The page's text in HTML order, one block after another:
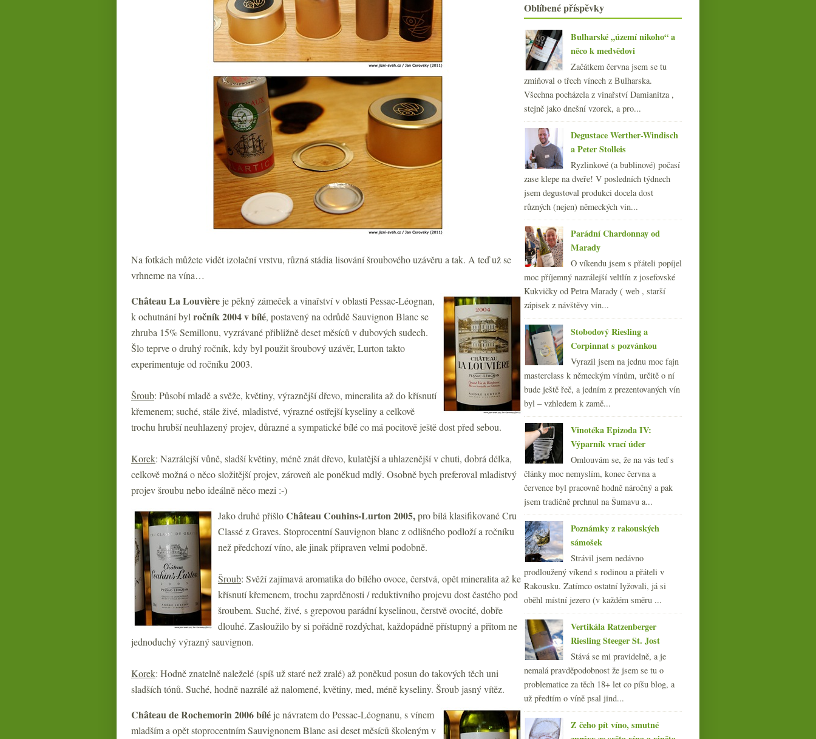
Na fotkách můžete vidět izolační vrstvu, různá stádia lisování šroubového uzávěru a tak. A teď už se
vrhneme na vína…
Château La Louvière je pěkný zámeček a vinařství v oblasti Pessac-Léognan,
k ochutnání byl ročník 2004 v bílé, postavený na odrůdě Sauvignon Blanc se
zhruba 15% Semillonu, vyzrávané přibližně deset měsíců v dubových sudech.
Šlo teprve o druhý ročník, kdy byl použit šroubový uzávěr, Lurton takto
experimentuje od ročníku 2003.
Šroub: Působí mladě a svěže, květiny, výraznější dřevo, mineralita až do křísnutí
křemenem; suché, stále živé, mladistvé, výrazné ostřejší kyseliny a celkově
trochu hrubší neuhlazený projev, důrazné a sympatické bílé co má pocitově ještě dost před sebou.
Korek: Nazrálejší vůně, sladší květiny, méně znát dřevo, kulatější a uhlazenější v chuti, dobrá délka,
celkově možná o něco složitější projev, zároveň ale poněkud mdlý. Osobně bych preferoval mladistvý
projev šroubu nebo ideálně něco mezi :-)
Jako druhé přišloChâteau Couhins-Lurton 2005,pro bílá klasifikovanéCru
Classé z Graves. Stoprocentní Sauvignon blanc z odlišného podloží a ročníku
než předchozí víno, ale jinak připraven velmi podobně.
Šroub: Svěží zajímavá aromatika do bílého ovoce, čerstvá, opět mineralita až ke
křísnutí křemenem, trochu zaprděnosti / reduktivního projevu dost častého pod
šroubem. Suché, živé, s grepovou parádní kyselinou, čerstvě ovocité, dobře
dlouhé. Zasloužilo by si pořádně rozdýchat, každopádně přístupný a přitom ne
jednoduchý výrazný sauvignon.
Korek: Hodně znatelně naleželé (spíš už staré než zralé) až poněkud posun do takových těch uni
sladších tónů. Suché, hodně nazrálé až nalomené, květiny, med, méně kyseliny. Šroub jasný vítěz.
Château de Rochemorin 2006 bílé je návratem do Pessac-Léognanu, s vínem
mladším a opět stoprocentním Sauvignonem Blanc asi deset měsíců školeným v
Austrálie
Velikonoční kopřivová nádivka,
základní burgundské...
Korek vs. šroubový uzávěr – 3:3 a
hraje se dál
Rulandské bílé „Smaragd“ ze
Znovínu
Chuť na skleničku sherry
Most na Mosele, Jamek, víno a
jídlo, identita stře...
Frankovka, Pinot i Cabernet aneb
ochutnávka špičko...
Výsledky ankety „Kupujete
biopotraviny?“
Ochutnávka českých vín v Kvícu
Autentický úprk Jižního svahu na
moderní média
►března(23)
►února(20)
►ledna (21)
►2010(249)
►2009(249)
►2008(270)
►2007 (108)
Oblíbené příspěvky
Bulharské „území nikoho“ a
něco k medvědovi
Začátkem června jsem se tu
zmiňoval o třech vínech z Bulharska.
Všechna pocházela z vinařství Damianitza ,
stejně jako dnešní vzorek, a pro...
Degustace Werther-Windisch
a Peter Stolleis
Ryzlinkové (a bublinové) počasí
zase klepe na dveře! V posledních týdnech
jsem degustoval produkci docela dost
různých (nejen) německých vin...
Parádní Chardonnay od
Marady
O víkendu jsem s přáteli popíjel
moc příjemný nazrálejší veltlín z josefovské
Kukvičky od Petra Marady ( web , starší
zápisek z návštěvy vin...
Stobodový Riesling a
Corpinnat s pozvánkou
Vyrazil jsem na jednu moc fajn
masterclass k německým vínům, určitě o ní
bude ještě řeč, a jedním z prezentovaných vín
byl – vzhledem k zamě...
Vinotéka Epizoda IV:
Výparník vrací úder
Omlouvám se, že na vás teď s
články moc nemyslím, konec června a
července byl pracovně hodně náročný a pak
jsem tradičně prchnul na Šumavu a...
Poznámky z rakouských
sámošek
Strávil jsem nedávno
prodloužený víkend s rodinou a přáteli v
Rakousku. Zatímco ostatní lyžovali, já si
oběhl místní jezero (v každém směru ...
Vertikála Ratzenberger
Riesling Steeger St. Jost
Stává se mi pravidelně, a je
nemalá pravděpodobnost že jsem se tu o
problematice za těch 18+ let co píšu blog, a
už předtím o víně psal jind...
Z čeho pít víno, smutné